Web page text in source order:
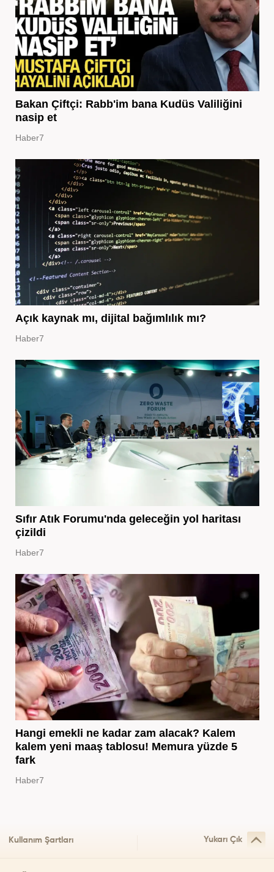
Bakan Çiftçi: Rabb'im bana Kudüs Valiliğini
nasip et
Haber7
Açık kaynak mı, dijital bağımlılık mı?
Haber7
Sıfır Atık Forumu'nda geleceğin yol haritası
çizildi
Haber7
Hangi emekli ne kadar zam alacak? Kalem
kalem yeni maaş tablosu! Memura yüzde 5
fark
Haber7
Kullanım Şartları Yukarı Çık